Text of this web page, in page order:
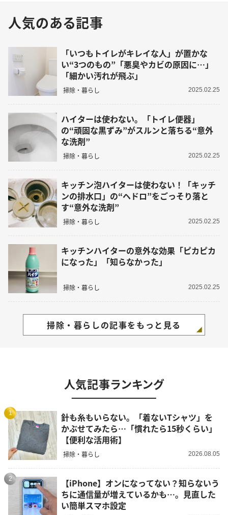
人気のある記事
「いつもトイレがキレイな人」が置かな
い“3つのもの”「悪臭やカビの原因に…」
「細かい汚れが飛ぶ」
掃除・暮らし 2025.02.25
ハイターは使わない。「トイレ便器」
の“頑固な黒ずみ”がスルンと落ちる“意外
な洗剤”
掃除・暮らし 2025.02.25
キッチン泡ハイターは使わない！「キッチ
ンの排水口」の“ヘドロ”をごっそり落と
す“意外な洗剤”
掃除・暮らし 2025.02.25
キッチンハイターの意外な効果「ピカピカ
になった」「知らなかった」
掃除・暮らし 2025.02.25
掃除・暮らしの記事をもっと見る
人気記事ランキング
1
針も糸もいらない。「着ないTシャツ」を
かぶせてみたら…「慣れたら15秒くらい」
【便利な活用術】
掃除・暮らし 2026.08.05
2
【iPhone】オンになってない？知らないう
ちに通信量が増えているかも…。見直した
い簡単スマホ設定